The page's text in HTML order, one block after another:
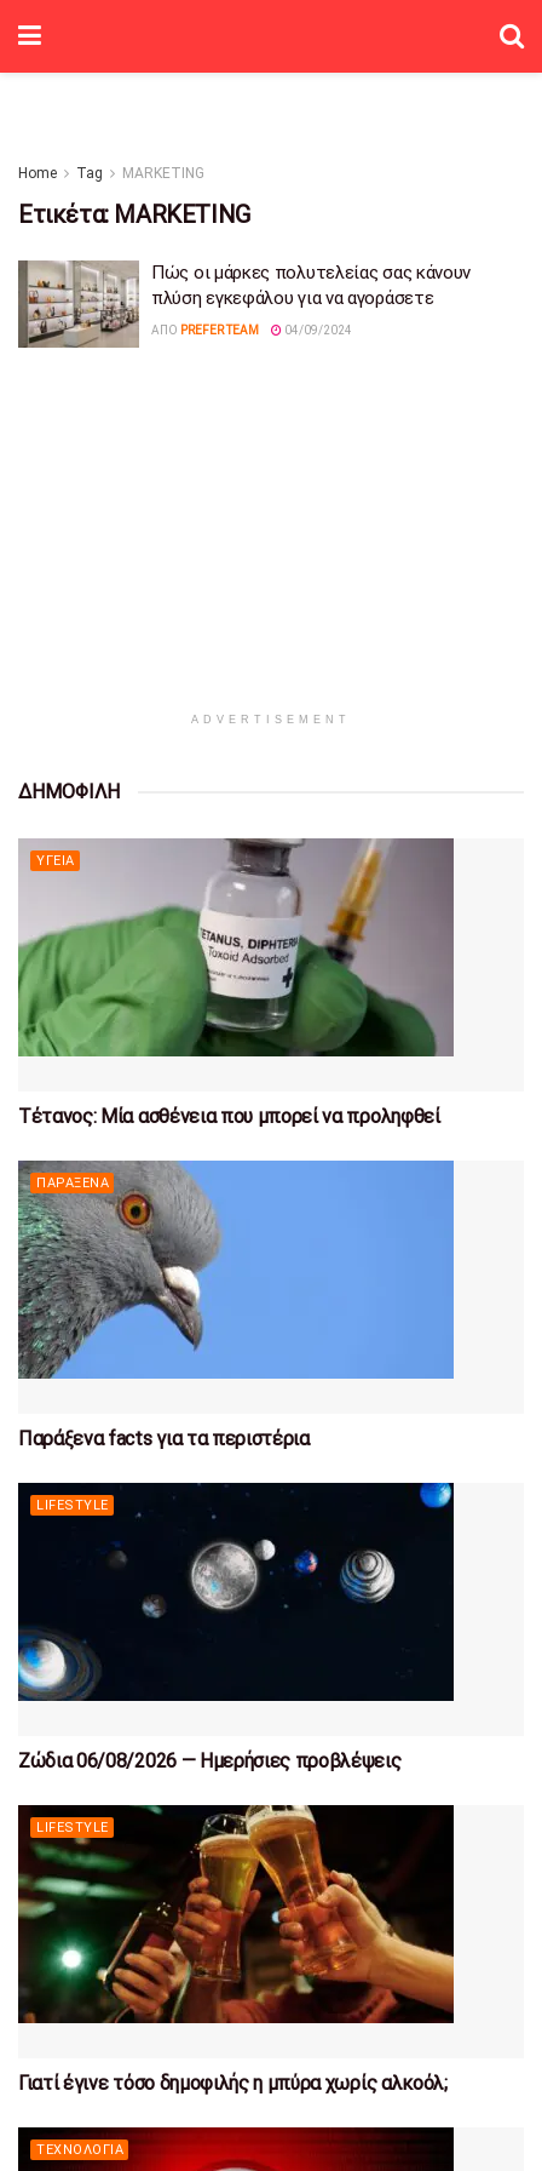
Home Tag MARKETING
Ετικέτα: MARKETING
Πώς οι μάρκες πολυτελείας σας κάνουν
πλύση εγκεφάλου για να αγοράσετε
ΑΠΌ PREFER TEAM 04/09/2024
ADVERTISEMENT
ΔΗΜΟΦΙΛΗ
ΥΓΕΊΑ
Τέτανος: Μία ασθένεια που μπορεί να προληφθεί
ΠΑΡΆΞΕΝΑ
Παράξενα facts για τα περιστέρια
LIFESTYLE
Ζώδια 06/08/2026 — Ημερήσιες προβλέψεις
LIFESTYLE
Γιατί έγινε τόσο δημοφιλής η μπύρα χωρίς αλκοόλ;
ΤΕΧΝΟΛΟΓΊΑ